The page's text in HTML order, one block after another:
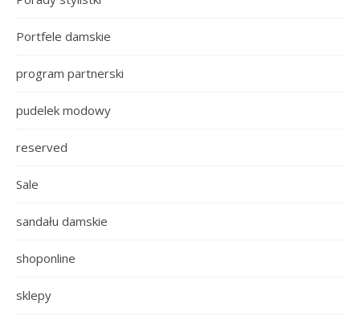
Portfele damskie
program partnerski
pudelek modowy
reserved
Sale
sandału damskie
shoponline
sklepy